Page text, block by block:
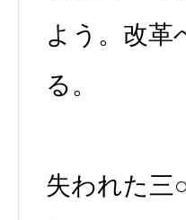
よう。改革
る。
失われた三